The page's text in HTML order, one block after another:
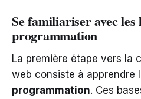
Se familiariser avec les
programmation
La première étape vers la
web consiste à apprendre
programmation. Ces